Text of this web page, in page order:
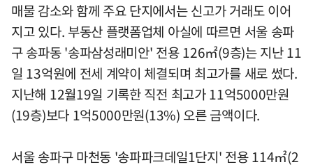
매물 감소와 함께 주요 단지에서는 신고가 거래도 이어
지고 있다. 부동산 플랫폼업체 아실에 따르면 서울 송파
구 송파동 '송파삼성래미안' 전용 126㎡(9층)는 지난 11
일 13억원에 전세 계약이 체결되며 최고가를 새로 썼다.
지난해 12월19일 기록한 직전 최고가 11억5000만원
(19층)보다 1억5000만원(13%) 오른 금액이다.
서울 송파구 마천동 '송파파크데일1단지' 전용 114㎡(2